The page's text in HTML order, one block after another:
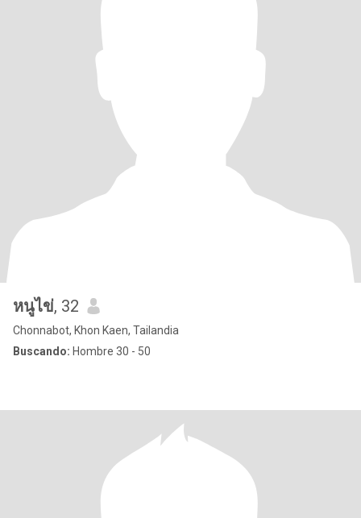
หนูไข่, 32
Chonnabot, Khon Kaen, Tailandia
Buscando: Hombre 30 - 50